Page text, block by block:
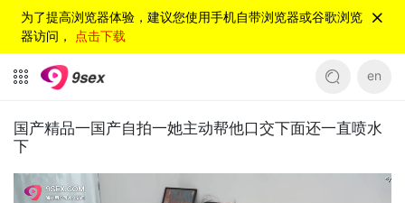
为了提高浏览器体验，建议您使用手机自带浏览器或谷歌浏览
器访问， 点击下载
en
国产精品一国产自拍一她主动帮他口交下面还一直喷水
下